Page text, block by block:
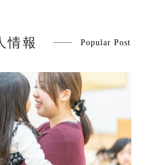
情報 Popular Post